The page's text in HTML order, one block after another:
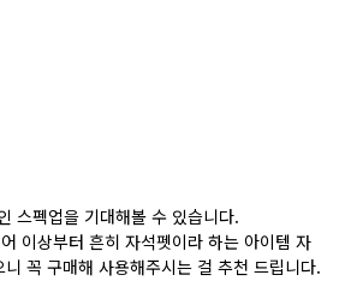
스펙업을 기대해볼 수 있습니다.
이상부터 흔히 자석펫이라 하는 아이템 자
니 꼭 구매해 사용해주시는 걸 추천 드립니다.